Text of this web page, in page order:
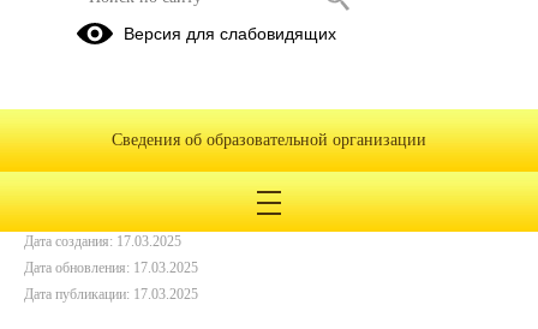
Как не стать жертвой мошенников
https://cloud.mail.ru/public/Tgnm/AtoKWaDEC/
видеоролики/FSB_moshennichestvo_281224.mp4
видеоролики/FSB_moshennichestvo_281224.mp4
Дата создания: 17.03.2025
Дата обновления: 17.03.2025
Дата публикации: 17.03.2025
Версия для слабовидящих
Сведения об образовательной организации